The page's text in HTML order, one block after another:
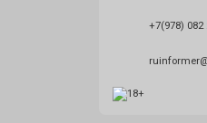
+7(978) 082